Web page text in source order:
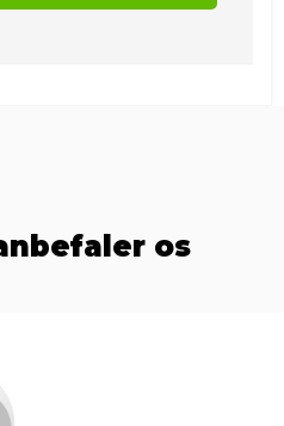
os